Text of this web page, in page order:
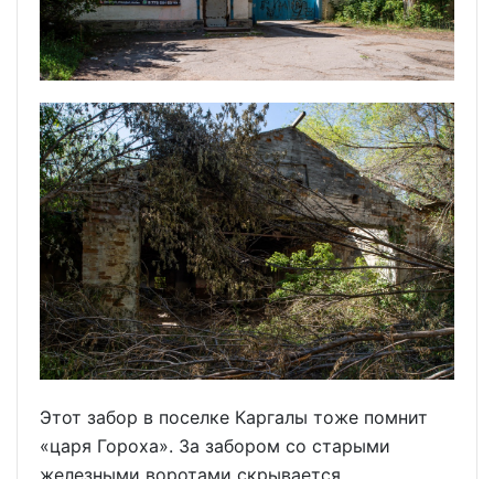
Этот забор в поселке Каргалы тоже помнит
«царя Гороха». За забором со старыми
железными воротами скрывается